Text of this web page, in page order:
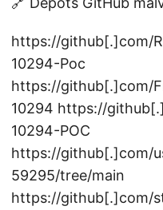
https://github[.]com/
10294-Poc
https://github[.]com/
10294 https://
10294-POC
https://github[.]com/
59295/tree/main
https://github[.]com/